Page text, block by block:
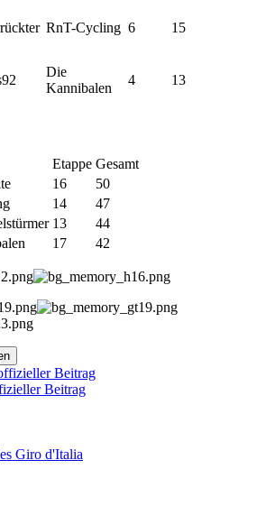
RnT-Cycling 6 15
Die
Kannibalen
4 13
Etappe Gesamt
16
50
14
47
13
44
17 42
Beitrag
Beitrag